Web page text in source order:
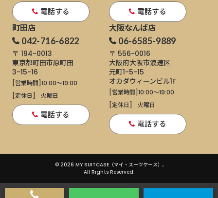
電話する 電話する
町田店
042-716-6822
〒 194-0013
東京都町田市原町田
3-15-16
[営業時間]10:00～19:00
[定休日]
火曜日
電話する
大阪なんば店
06-6585-9889
〒 556-0016
大阪府大阪市浪速区
元町1-5-15
オカダウィーンビル1F
[営業時間]10:00～19:00
[定休日]
火曜日
電話する
© 2026 MY SUITCASE（マイ・スーツケース）,
All Rights Reserved.